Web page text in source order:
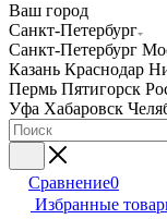
Ваш город
Санкт-Петербург
Санкт-Петербург
Казань Краснодар
Пермь Пятигорск
Уфа Хабаровск
Сравнение0
Избранные